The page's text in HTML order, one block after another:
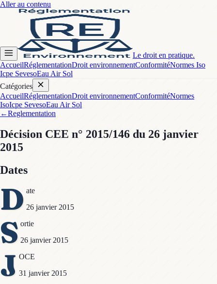
Aller au contenu
Le droit en pratique.
AccueilRéglementationDroit environnementConformitéNormes Iso
Icpe SevesoEau Air Sol
Catégories
AccueilRéglementationDroit environnementConformitéNormes
IsoIcpe SevesoEau Air Sol
←Reglementation
Décision CEE n° 2015/146 du 26 janvier
2015
Dates
D ate
26 janvier 2015
S ortie
26 janvier 2015
J OCE
31 janvier 2015